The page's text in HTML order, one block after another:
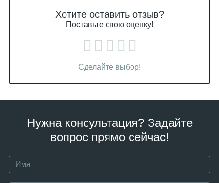
Хотите оставить отзыв?
Поставьте свою оценку!
Сделайте выбор!
Нужна консультация? Задайте
вопрос прямо сейчас!